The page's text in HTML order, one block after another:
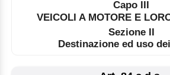
Capo III
VEICOLI A MOTORE E
Sezione II
Destinazione ed uso